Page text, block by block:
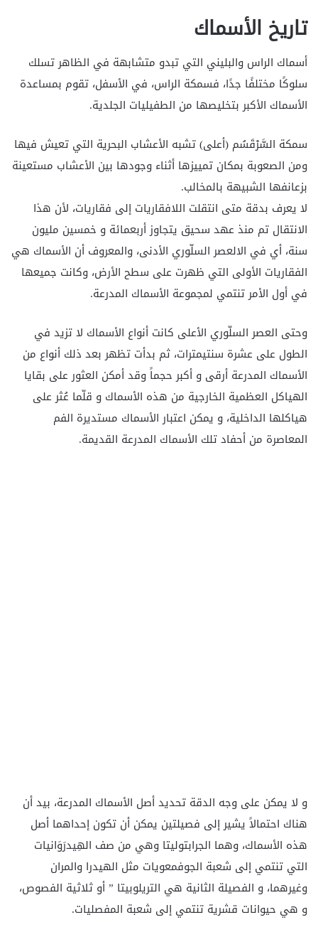
تاريخ الأسماك
أسماك الراس والبليني التي تبدو متشابهة في الظاهر تسلك
سلوكًا مختلفًا جدًا، فسمكة الراس، في الأسفل، تقوم بمساعدة
الأسماك الأكبر بتخليصها من الطفيليات الجلدية.
سمكة السَّرْقَسُم (أعلى) تشبه الأعشاب البحرية التي تعيش فيها
ومن الصعوبة بمكان تمييزها أثناء وجودها بين الأعشاب مستعينة
بزعانفها الشبيهة بالمخالب.
لا يعرف بدقة متى انتقلت اللافقاريات إلى فقاريات، لأن هذا
الانتقال تم منذ عهد سحيق يتجاوز أربعمائة و خمسين مليون
سنة، أي في الالعصر السلّوري الأدنى، والمعروف أن الأسماك هي
الفقاريات الأولى التي ظهرت على سطح الأرض، وكانت جميعها
في أول الأمر تنتمي لمجموعة الأسماك المدرعة.
وحتى العصر السلّوري الأعلى كانت أنواع الأسماك لا تزيد في
الطول على عشرة سنتيمترات، ثم بدأت تظهر بعد ذلك أنواع من
الأسماك المدرعة أرقى و أكبر حجماً وقد أمكن العثور على بقايا
الهياكل العظمية الخارجية من هذه الأسماك و قلّما عُثر على
هياكلها الداخلية، و يمكن اعتبار الأسماك مستديرة الفم
المعاصرة من أحفاد تلك الأسماك المدرعة القديمة.
و لا يمكن على وجه الدقة تحديد أصل الأسماك المدرعة، بيد أن
هناك احتمالاً يشير إلى فصيلتين يمكن أن تكون إحداهما أصل
هذه الأسماك، وهما الجرابتوليتا وهي من صف الهِيدرَوَانيات
التي تنتمي إلى شعبة الجوفمعويات مثل الهيدرا والمران
وغيرهما، و الفصيلة الثانية هي التريلوبيتا ” أو ثلاثية الفصوص،
و هي حيوانات قشرية تنتمي إلى شعبة المفصليات.